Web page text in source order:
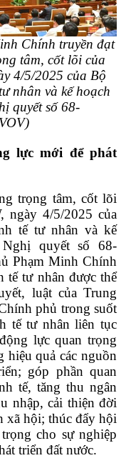
Chính truyền đạt
tâm, cốt lõi của
4/5/2025 của Bộ
nhân và kế hoạch
quyết số 68-
lực mới để phát
trọng tâm, cốt lõi
ngày 4/5/2025 của
tế tư nhân và kế
quyết số 68-
Phạm Minh Chính
tế tư nhân được thể
luật của Trung
phủ trong suốt
tế tư nhân liên tục
lực quan trọng
hiệu quả các nguồn
góp phần quan
tế, tăng thu ngân
nhập, cải thiện đời
xã hội; thúc đẩy hội
cho sự nghiệp
triển đất nước.